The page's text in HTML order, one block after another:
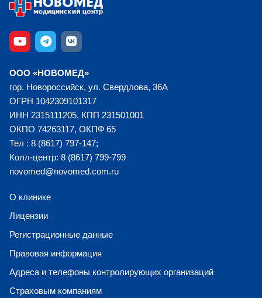
ООО «НОВОМЕД»
гор. Новороссийск, ул. Свердлова, 36А
ОГРН 1042309101317
ИНН 2315111205, КПП 231501001
ОКПО 74263117, ОКПФ 65
Тел : 8 (8617) 797-147;
Колл-центр: 8 (8617) 799-799
novomed@novomed.com.ru
О клинике
Лицензии
Регистрационные данные
Правовая информация
Адреса и телефоны контролирующих организаций
Страховым компаниям